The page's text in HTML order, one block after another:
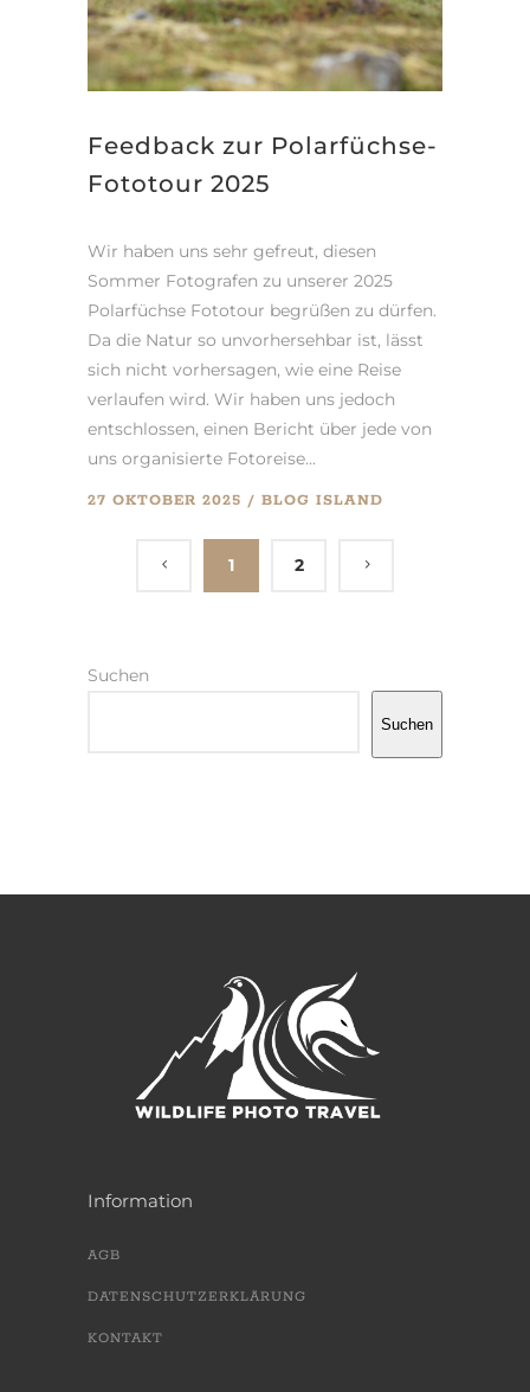
Feedback zur Polarfüchse-
Fototour 2025
Wir haben uns sehr gefreut, diesen
Sommer Fotografen zu unserer 2025
Polarfüchse Fototour begrüßen zu dürfen.
Da die Natur so unvorhersehbar ist, lässt
sich nicht vorhersagen, wie eine Reise
verlaufen wird. Wir haben uns jedoch
entschlossen, einen Bericht über jede von
uns organisierte Fotoreise...
27 OKTOBER 2025 BLOG ISLAND
1 2
Suchen
Suchen
Information
AGB
DATENSCHUTZERKLÄRUNG
KONTAKT